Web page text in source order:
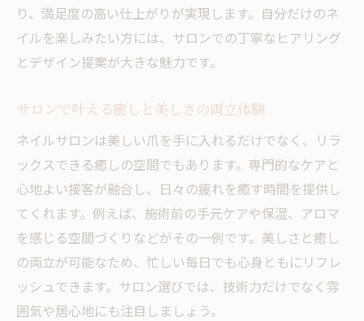
ント
施術例やスタッフ情報を事前に調べるコツ
ネイルサロンデビューを成功させるための
自分に合ったネイルサロンを見つけるヒント集
ネイルサロンの比較で自分に最適な選択を
する方法
口コミやSNSで情報収集するネイルサロン
探し
ネイルサロンの雰囲気や施術例を確認する
コツ
サービス内容で違いを見極めるネイルサロ
り、満足度の高い仕上がりが実現します。自分だけのネ
イルを楽しみたい方には、サロンでの丁寧なヒアリング
とデザイン提案が大きな魅力です。
サロンで叶える癒しと美しさの両立体験
ネイルサロンは美しい爪を手に入れるだけでなく、リラ
ックスできる癒しの空間でもあります。専門的なケアと
心地よい接客が融合し、日々の疲れを癒す時間を提供し
てくれます。例えば、施術前の手元ケアや保湿、アロマ
を感じる空間づくりなどがその一例です。美しさと癒し
の両立が可能なため、忙しい毎日でも心身ともにリフレ
ッシュできます。サロン選びでは、技術力だけでなく雰
囲気や居心地にも注目しましょう。